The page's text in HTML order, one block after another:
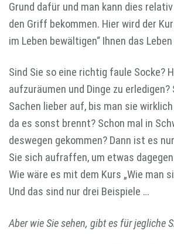
Grund dafür und man kann dies
den Griff bekommen. Hier wird der
im Leben bewältigen“ Ihnen das
Sind Sie so eine richtig faule Socke?
aufzuräumen und Dinge zu erledigen?
Sachen lieber auf, bis man sie
da es sonst brennt? Schon mal in
deswegen gekommen? Dann ist es
Sie sich aufraffen, um etwas
Wie wäre es mit dem Kurs „Wie man
Und das sind nur drei Beispiele …
Aber wie Sie sehen, gibt es für jegliche